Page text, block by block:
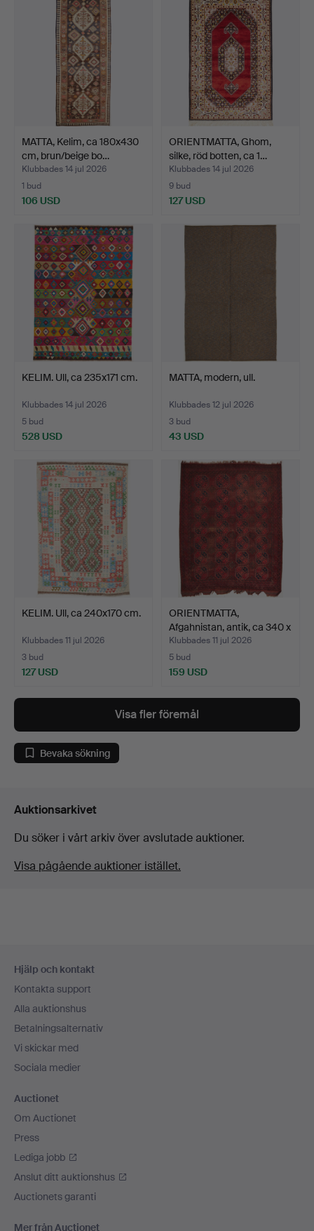
MATTA, Kelim, ca 180x430
cm, brun/beige bo…
Klubbades 14 jul 2026
1 bud
106 USD
ORIENTMATTA, Ghom,
silke, röd botten, ca 1…
Klubbades 14 jul 2026
9 bud
127 USD
KELIM. Ull, ca 235x171 cm.
Klubbades 14 jul 2026
5 bud
528 USD
MATTA, modern, ull.
Klubbades 12 jul 2026
3 bud
43 USD
KELIM. Ull, ca 240x170 cm.
Klubbades 11 jul 2026
3 bud
127 USD
ORIENTMATTA,
Afgahnistan, antik, ca 340 x
…
Klubbades 11 jul 2026
5 bud
159 USD
Visa fler föremål
Bevaka sökning
Auktionsarkivet
Du söker i vårt arkiv över avslutade auktioner.
Visa pågående auktioner istället.
Hjälp och kontakt
Kontakta support
Alla auktionshus
Betalningsalternativ
Vi skickar med
Sociala medier
Auctionet
Om Auctionet
Press
Lediga jobb
Anslut ditt auktionshus
Auctionets garanti
Mer från Auctionet